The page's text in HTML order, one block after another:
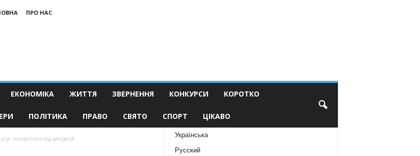
ПРО НАС
ЕКОНОМІКА ЖИТТЯ ЗВЕРНЕННЯ КОНКУРСИ КОРОТКО
ПОЛІТИКА ПРАВО СВЯТО СПОРТ ЦІКАВО
потерпілого від репресій
Українська
Русский